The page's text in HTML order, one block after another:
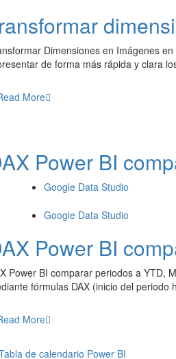
Dimensiones en Imágenes
de forma más rápida y clara
More
Power BI
Google Data Studio
Google Data Studio
Power BI
Power BI comparar periodos a YTD,
fórmulas DAX (inicio del periodo
More